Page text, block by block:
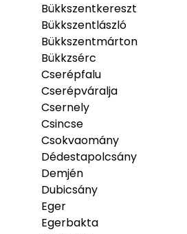
Bükkszentkereszt
Bükkszentlászló
Bükkszentmárton
Bükkzsérc
Cserépfalu
Cserépváralja
Csernely
Csincse
Csokvaomány
Dédestapolcsány
Demjén
Dubicsány
Eger
Egerbakta